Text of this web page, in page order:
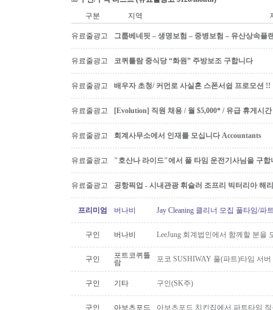
구분
지역
유료줄광고 그룹베네핏 – 생명보험 – 중병보험 – 유산상속플
유료줄광고 코퀴틀람 중식당 “화원” 주방보조 구합니다
유료줄광고 배우자 초청/ 커먼로 사실혼 스폰서쉽 프로모션 !!
유료줄광고 [Evolution] 직원 채용 / 월 $5,000* / 유급 휴게시
유료줄광고 회계사무소에서 인재를 모십니다 Accountants
유료줄광고 "호산나 라이드"에서 풀 타임 운전기사님을 구합
유료줄광고 공항픽업 - 시내관광 휘슬러 조프리 빅터리아 해
프리미엄 버나비 Jay Cleaning 클리너 모집 풀타임/파
구인 버나비 LeeJung 회계법인에서 함께할 분을
구인
포트코퀴틀
람
포코 SUSHIWAY 풀(파트)타임 서버
구인 기타 구인(SK주)
구인 아보츠포드 아보츠포드 치킨집에서 파트타임